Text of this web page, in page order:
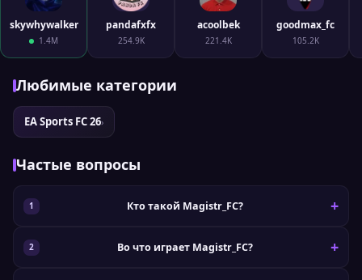
skywhywalker
1.4M
pandafxfx
254.9K
acoolbek
221.4K
goodmax_fc
105.2K
Любимые категории
EA Sports FC 26›
Частые вопросы
Кто такой Magistr_FC?
Во что играет Magistr_FC?